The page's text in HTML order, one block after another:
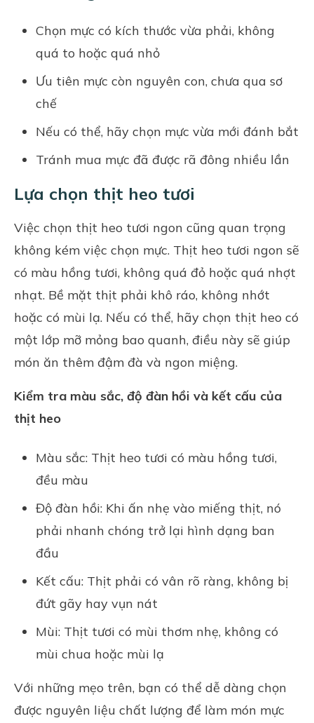
Chọn mực có kích thước vừa phải, không
quá to hoặc quá nhỏ
Ưu tiên mực còn nguyên con, chưa qua sơ
chế
Nếu có thể, hãy chọn mực vừa mới đánh bắt
Tránh mua mực đã được rã đông nhiều lần
Lựa chọn thịt heo tươi
Việc chọn thịt heo tươi ngon cũng quan trọng
không kém việc chọn mực. Thịt heo tươi ngon sẽ
có màu hồng tươi, không quá đỏ hoặc quá nhợt
nhạt. Bề mặt thịt phải khô ráo, không nhớt
hoặc có mùi lạ. Nếu có thể, hãy chọn thịt heo có
một lớp mỡ mỏng bao quanh, điều này sẽ giúp
món ăn thêm đậm đà và ngon miệng.
Kiểm tra màu sắc, độ đàn hồi và kết cấu của
thịt heo
Màu sắc: Thịt heo tươi có màu hồng tươi,
đều màu
Độ đàn hồi: Khi ấn nhẹ vào miếng thịt, nó
phải nhanh chóng trở lại hình dạng ban
đầu
Kết cấu: Thịt phải có vân rõ ràng, không bị
đứt gãy hay vụn nát
Mùi: Thịt tươi có mùi thơm nhẹ, không có
mùi chua hoặc mùi lạ
Với những mẹo trên, bạn có thể dễ dàng chọn
được nguyên liệu chất lượng để làm món mực